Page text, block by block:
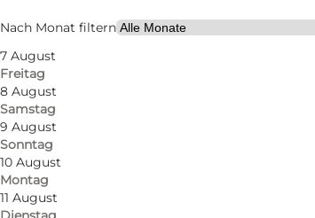
Nach Monat filtern
7 August
Freitag
8 August
Samstag
9 August
Sonntag
10 August
Montag
11 August
Kinder